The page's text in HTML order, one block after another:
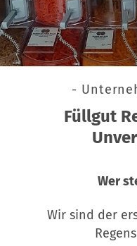
-
Füllgut
Wer
Wir sind der